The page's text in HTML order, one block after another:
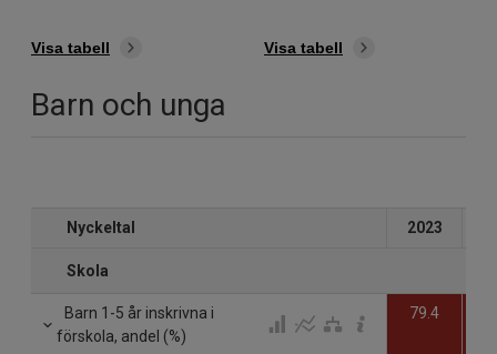
Visa tabell Visa tabell
Barn och unga
Nyckeltal 2023
Skola
Barn 1-5 år inskrivna i
förskola, andel (%)
79.4